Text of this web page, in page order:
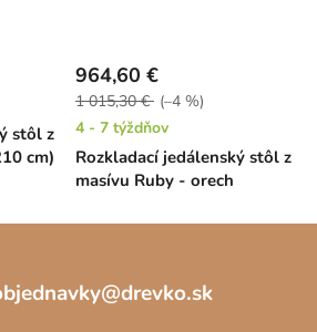
stôl z
cm)
Rozkladací jedálenský stôl z
masívu Ruby - orech
964,60 €
1 015,30 € (–4 %)
4 - 7 týždňov
@drevko.sk